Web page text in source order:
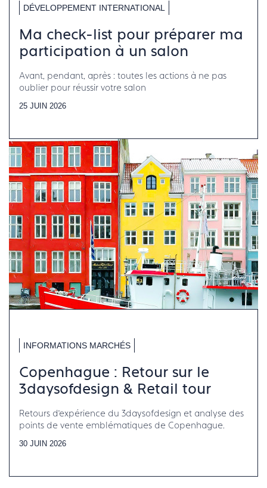
DÉVELOPPEMENT INTERNATIONAL
Ma check-list pour préparer ma
participation à un salon
Avant, pendant, après : toutes les actions à ne pas
oublier pour réussir votre salon
25 JUIN 2026
INFORMATIONS MARCHÉS
Copenhague : Retour sur le
3daysofdesign & Retail tour
Retours d’expérience du 3daysofdesign et analyse des
points de vente emblématiques de Copenhague.
30 JUIN 2026